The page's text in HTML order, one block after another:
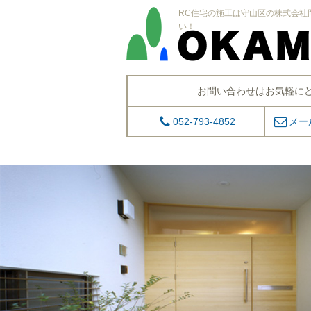
RC住宅の施工は守山区の株式会
い！
お問い合わせはお気軽に
052-793-4852 メ